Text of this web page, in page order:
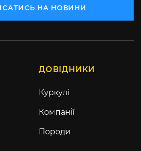
НА НОВИНИ
ДОВІДНИКИ
Куркулі
Компанії
Породи